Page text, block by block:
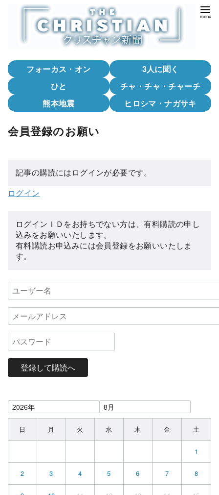
フォーカス・オン
3人に聞く
ひと
チャ・チャ・チャーチ
熊本地震
ヒロシマ・ナガサキ
会員登録のお願い
記事の購読にはログインが必要です。
ログイン
ログインＩＤをお持ちでない方は、有料購読の申し
込みをお願いいたします。
有料講読お申込みには会員登録をお願いいたしま
す。
登録して購読へ
日 月 火 水 木 金 土
1
2 3 4 5 6 7 8